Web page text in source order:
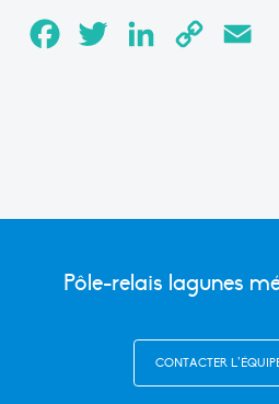
FacebookTwitter LinkedInCopy
Pôle-relais lagunes
CONTACTER